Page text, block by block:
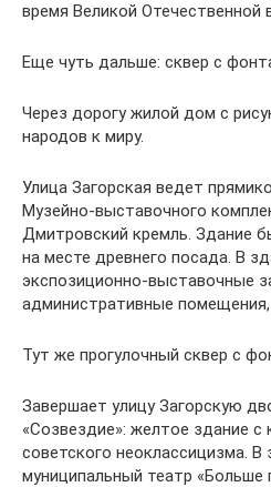
время Великой Отечественной
Еще чуть дальше: сквер с
Через дорогу жилой дом с
народов к миру.
Улица Загорская ведет
Музейно-выставочного
Дмитровский кремль. Здание
на месте древнего посада. В
экспозиционно-выставочные
административные
Тут же прогулочный сквер с
Завершает улицу Загорскую
«Созвездие»: желтое здание с
советского неоклассицизма. В
муниципальный театр «Больше